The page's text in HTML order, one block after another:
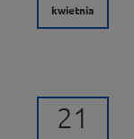
kwietnia
21